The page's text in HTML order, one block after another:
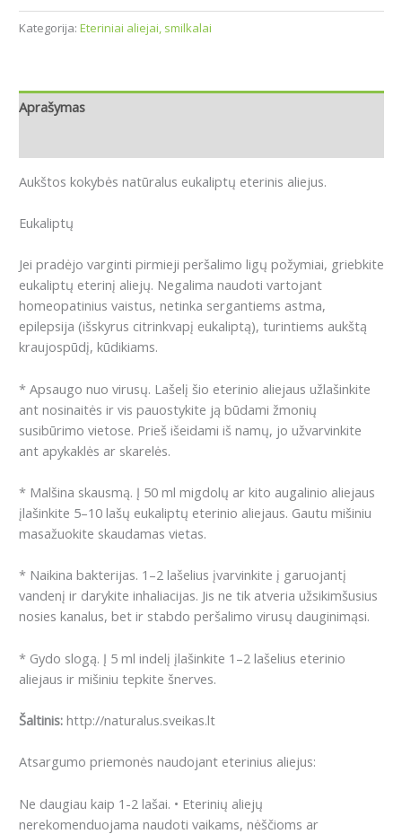
Kategorija: Eteriniai aliejai, smilkalai
Aprašymas
Aukštos kokybės natūralus eukaliptų eterinis aliejus.
Eukaliptų
Jei pradėjo varginti pirmieji peršalimo ligų požymiai, griebkite
eukaliptų eterinį aliejų. Negalima naudoti vartojant
homeopatinius vaistus, netinka sergantiems astma,
epilepsija (išskyrus citrinkvapį eukaliptą), turintiems aukštą
kraujospūdį, kūdikiams.
* Apsaugo nuo virusų. Lašelį šio eterinio aliejaus užlašinkite
ant nosinaitės ir vis pauostykite ją būdami žmonių
susibūrimo vietose. Prieš išeidami iš namų, jo užvarvinkite
ant apykaklės ar skarelės.
* Malšina skausmą. Į 50 ml migdolų ar kito augalinio aliejaus
įlašinkite 5–10 lašų eukaliptų eterinio aliejaus. Gautu mišiniu
masažuokite skaudamas vietas.
* Naikina bakterijas. 1–2 lašelius įvarvinkite į garuojantį
vandenį ir darykite inhaliacijas. Jis ne tik atveria užsikimšusius
nosies kanalus, bet ir stabdo peršalimo virusų dauginimąsi.
* Gydo slogą. Į 5 ml indelį įlašinkite 1–2 lašelius eterinio
aliejaus ir mišiniu tepkite šnerves.
Šaltinis: http://naturalus.sveikas.lt
Atsargumo priemonės naudojant eterinius aliejus:
Ne daugiau kaip 1-2 lašai. • Eterinių aliejų
nerekomenduojama naudoti vaikams, nėščioms ar